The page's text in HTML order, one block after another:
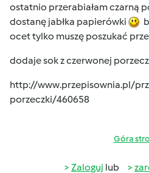
ostatnio przerabiałam czarną
dostanę jabłka papierówki
ocet tylko muszę poszukać
dodaje sok z czerwonej
http://www.przepisownia.pl/
porzeczki/460658
Góra
Zaloguj lub